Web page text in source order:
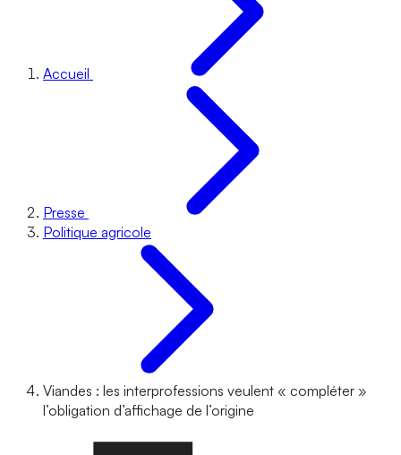
Accueil
Presse
Politique agricole
Viandes : les interprofessions veulent « compléter »
l’obligation d’affichage de l’origine